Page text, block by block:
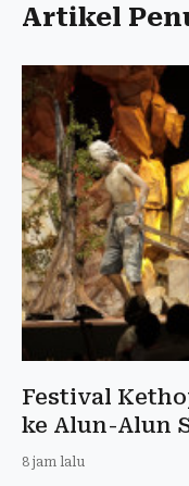
Artikel
Festival
ke Alun-Alun
8 jam lalu